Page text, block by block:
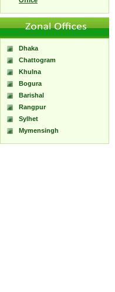
Dhaka
Chattogram
Khulna
Bogura
Barishal
Rangpur
Sylhet
Mymensingh